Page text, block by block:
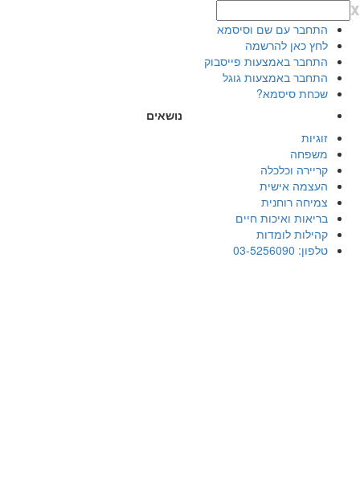
x
התחבר עם שם וסיסמא
לחץ כאן להרשמה
התחבר באמצעות פייסבוק
התחבר באמצעות גוגל
שכחת סיסמא?
נושאים
זוגיות
משפחה
קריירה וכלכלה
העצמה אישית
צמיחה רוחנית
בריאות ואיכות חיים
קהילות לומדות
טלפון: 03-5256090